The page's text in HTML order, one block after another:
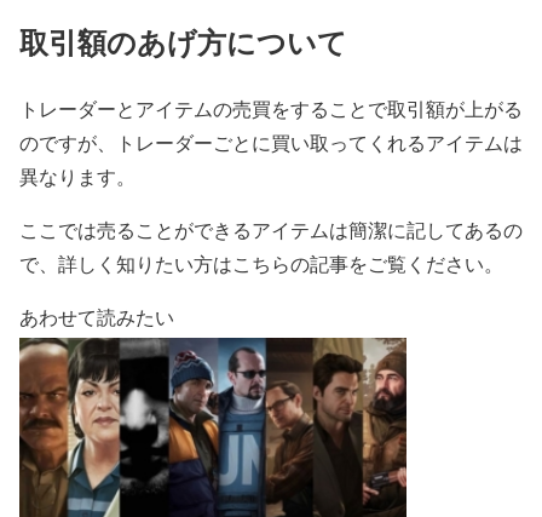
取引額のあげ方について
トレーダーとアイテムの売買をすることで取引額が上がる
のですが、トレーダーごとに買い取ってくれるアイテムは
異なります。
ここでは売ることができるアイテムは簡潔に記してあるの
で、詳しく知りたい方はこちらの記事をご覧ください。
あわせて読みたい